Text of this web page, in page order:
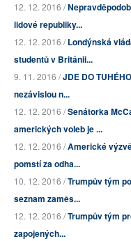
12. 12. 2016 /
lidové republiky...
12. 12. 2016 /Londýnská
studentů v Británii...
9. 11. 2016 /JDE DO
nezávislou n...
12. 12. 2016 /Senátorka
amerických voleb je ...
12. 12. 2016 /Americké
pomstí za odha...
10. 12. 2016 /Trumpův tým
seznam zaměs...
12. 12. 2016 /Trumpův tým
zapojených...